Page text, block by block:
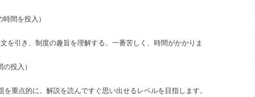
間を投入）
を引き、制度の趣旨を理解する。一番苦しく、時間がかかりま
投入）
重点的に。解説を読んですぐ思い出せるレベルを目指します。